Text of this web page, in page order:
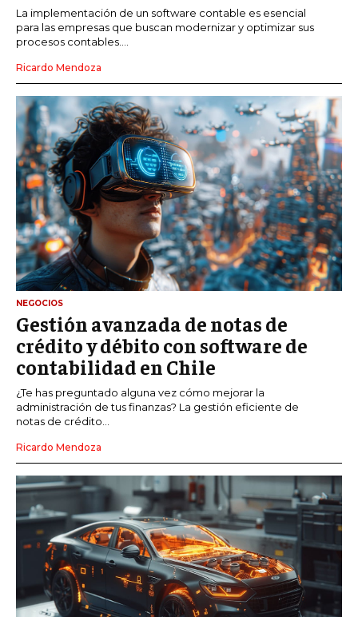
La implementación de un software contable es esencial
para las empresas que buscan modernizar y optimizar sus
procesos contables....
Ricardo Mendoza
NEGOCIOS
Gestión avanzada de notas de
crédito y débito con software de
contabilidad en Chile
¿Te has preguntado alguna vez cómo mejorar la
administración de tus finanzas? La gestión eficiente de
notas de crédito...
Ricardo Mendoza